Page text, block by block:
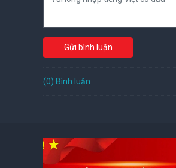
Gửi bình luận
(0) Bình luận